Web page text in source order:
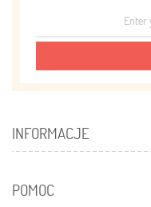
INFORMACJE
POMOC